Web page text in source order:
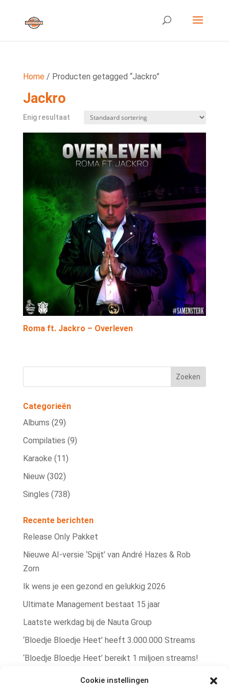
Cookie instellingen
Home/ Producten getagged “Jackro”
Jackro
Enig resultaat
Roma ft. Jackro – Overleven
Categorieën
Albums (29)
Compilaties (9)
Karaoke (11)
Nieuw (302)
Singles (738)
Recente berichten
Release Only Pakket
Nieuwe AI‑versie ‘Spijt’ van André Hazes & Rob
Zorn
Ik wens je een gezond en gelukkig 2026
Ultimate Management bestaat 15 jaar
Laatste werkdag bij de Nauta Group
‘Bloedje Bloedje Heet’ heeft 3.000.000 Streams
‘Bloedje Bloedje Heet’ bereikt 1 miljoen streams!
Rob Zorn single ‘Bere Bere Koud’ winterhit!